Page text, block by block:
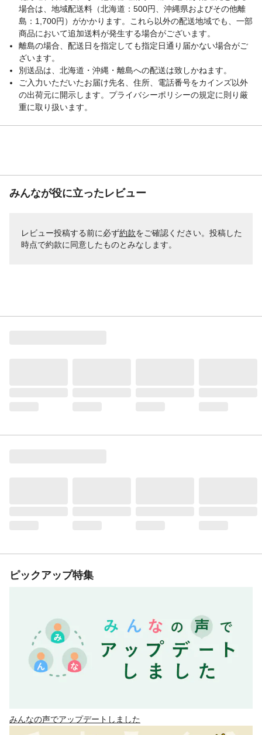
場合は、地域配送料（北海道：500円、沖縄県およびその他離
島：1,700円）がかかります。これら以外の配送地域でも、一部
商品において追加送料が発生する場合がございます。
離島の場合、配送日を指定しても指定日通り届かない場合がご
ざいます。
別送品は、北海道・沖縄・離島への配送は致しかねます。
ご入力いただいたお届け先名、住所、電話番号をカインズ以外
の出荷元に開示します。プライバシーポリシーの規定に則り厳
重に取り扱います。
みんなが役に立ったレビュー
レビュー投稿する前に必ず約款をご確認ください。投稿した
時点で約款に同意したものとみなします。
ピックアップ特集
みんなの声でアップデートしました